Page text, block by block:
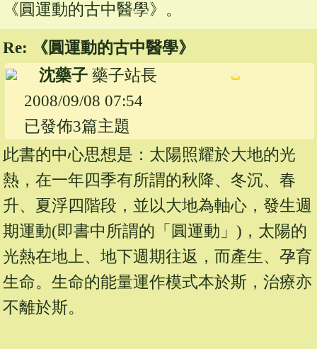
《圓運動的古中醫學》。
Re: 《圓運動的古中醫學》
沈藥子 藥子站長
2008/09/08 07:54
已發佈3篇主題
此書的中心思想是：太陽照耀於大地的光
熱，在一年四季有所謂的秋降、冬沉、春
升、夏浮四階段，並以大地為軸心，發生週
期運動(即書中所謂的「圓運動」)，太陽的
光熱在地上、地下週期往返，而產生、孕育
生命。生命的能量運作模式本於斯，治療亦
不離於斯。